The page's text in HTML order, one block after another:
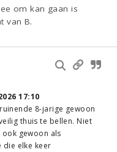
om kan gaan is
van B.
17:10
8-jarige gewoon
thuis te bellen. Niet
gewoon als
die elke keer